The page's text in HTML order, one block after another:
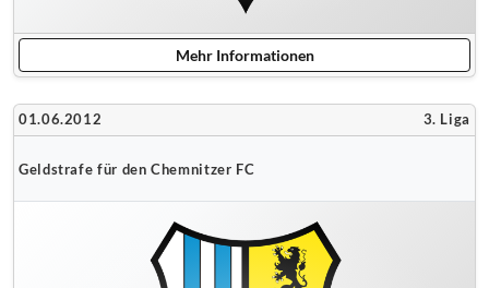
Mehr Informationen
01.06.2012 3. Liga
Geldstrafe für den Chemnitzer FC